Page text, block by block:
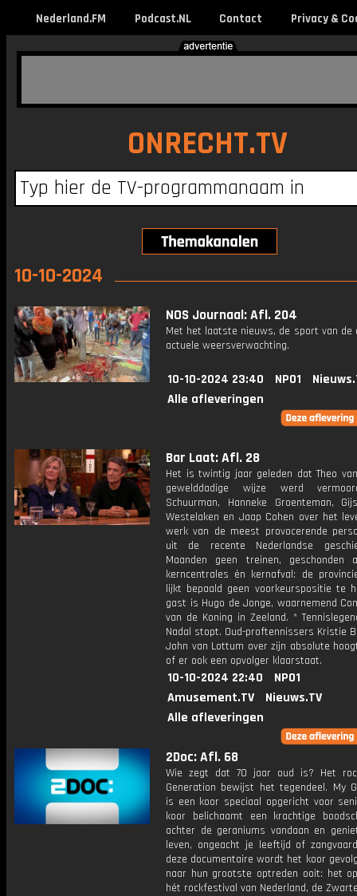
Nederland.FM Podcast.NL Contact Privacy &
ONRECHT.TV
10-10-2024
NOS Journaal: Afl. 204
Met het laatste nieuws, de sport van de
actuele weersverwachting.
10-10-2024 23:40 NPO1
Alle afleveringen
Bar Laat: Afl. 28
Het is twintig jaar geleden dat Theo
gewelddadige wijze werd
Schuurman, Hanneke Groenteman,
Westelaken en Jaap Cohen over het
werk van de meest provocerende
uit de recente Nederlandse
Maanden geen treinen, geschonden
kerncentrales én kernafval: de
lijkt bepaald geen voorkeurspositie te
gast is Hugo de Jonge, waarnemend
van de Koning in Zeeland. *
Nadal stopt. Oud-proftennissers Kristie
John van Lottum over zijn absolute
of er ook een opvolger klaarstaat.
10-10-2024 22:40
NPO1
Amusement.TV
Nieuws.TV
Alle afleveringen
2Doc: Afl. 68
Wie zegt dat 70 jaar oud is? Het
Generation bewijst het tegendeel. My
is een koor speciaal opgericht voor
koor belichaamt een krachtige
achter de geraniums vandaan en
leven, ongeacht je leeftijd of
deze documentaire wordt het koor
naar hun grootste optreden ooit: het
hét rockfestival van Nederland, de